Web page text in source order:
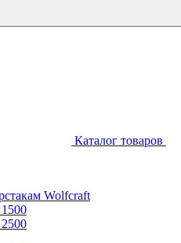
Каталог товаров
Wolfcraft